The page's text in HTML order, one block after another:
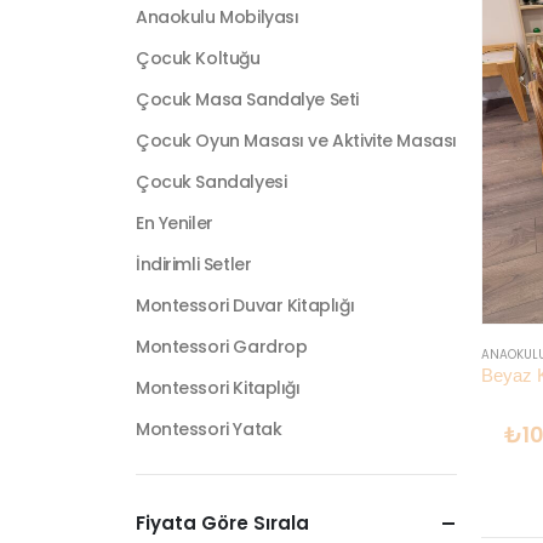
₺
Anaokulu Mobilyası
Çocuk Koltuğu
Çocuk Masa Sandalye Seti
Çocuk Oyun Masası ve Aktivite Masası
Çocuk Sandalyesi
En Yeniler
İndirimli Setler
Montessori Duvar Kitaplığı
Montessori Gardrop
Montessori Kitaplığı
Montessori Yatak
Fiyata Göre Sırala